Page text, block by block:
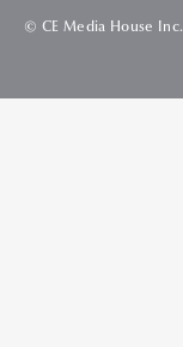
© CE Media House Inc.